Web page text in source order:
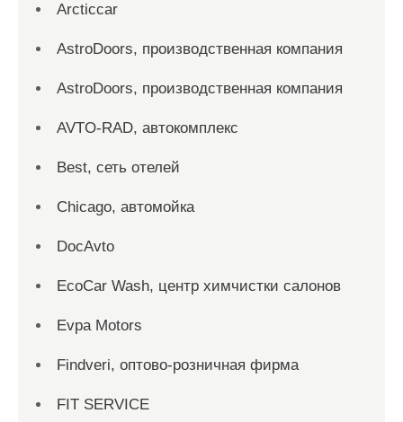
Arcticcar
AstroDoors, производственная компания
AstroDoors, производственная компания
AVTO-RAD, автокомплекс
Best, сеть отелей
Chicago, автомойка
DocAvto
EcoCar Wash, центр химчистки салонов
Evpa Motors
Findveri, оптово-розничная фирма
FIT SERVICE